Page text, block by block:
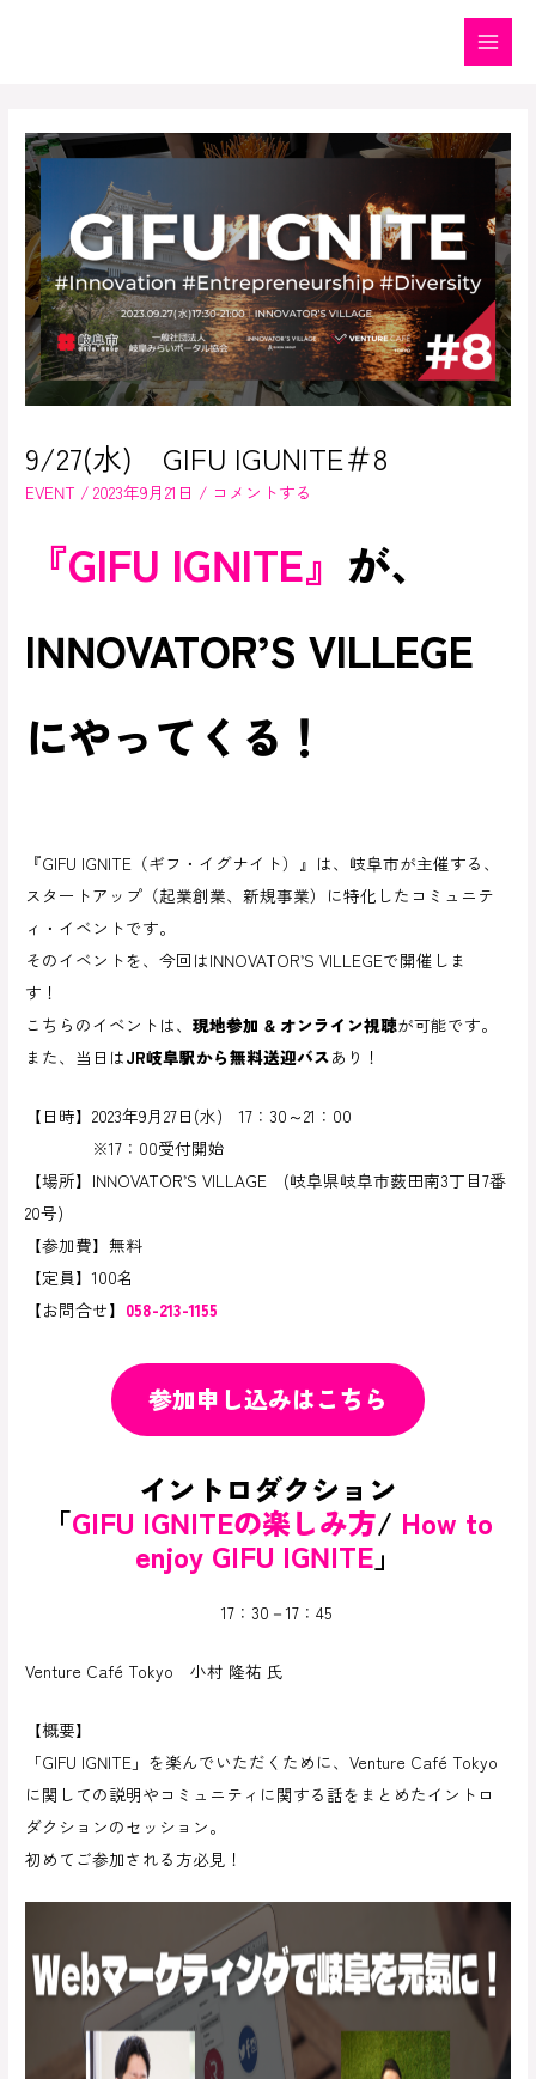
Main
9/27(水) GIFU IGUNITE＃8
EVENT /2023年9月21日 / コメントする
『GIFU IGNITE』 が、
INNOVATOR’S VILLEGE
にやってくる！
『GIFU IGNITE（ギフ・イグナイト）』は、岐阜市が主催する、
スタートアップ（起業創業、新規事業）に特化したコミュニテ
ィ・イベントです。
そのイベントを、今回はINNOVATOR’S VILLEGEで開催しま
す！
こちらのイベントは、現地参加 & オンライン視聴が可能です。
また、当日はJR岐阜駅から無料送迎バスあり！
【日時】2023年9月27日(水) 17：30～21：00
※17：00受付開始
【場所】INNOVATOR’S VILLAGE (岐阜県岐阜市薮田南3丁目7番
20号)
【参加費】無料
【定員】100名
【お問合せ】 058-213-1155
参加申し込みはこちら
イントロダクション
「GIFU IGNITEの楽しみ方/ How to
enjoy GIFU IGNITE」
17：30－17：45
Venture Café Tokyo 小村 隆祐 氏
【概要】
「GIFU IGNITE」を楽んでいただくために、Venture Café Tokyo
に関しての説明やコミュニティに関する話をまとめたイントロ
ダクションのセッション。
初めてご参加される方必見！